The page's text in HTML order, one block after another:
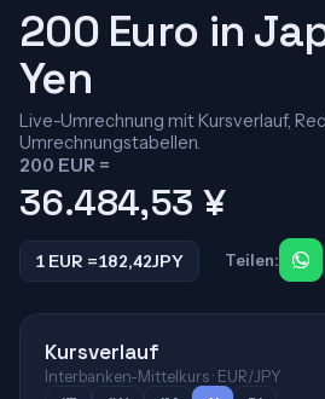
200 Euro in
Yen
Live-Umrechnung mit Kursverlauf,
Umrechnungstabellen.
200 EUR =
36.484,53 ¥
1 EUR =182,42JPY Teilen:
Kursverlauf
Interbanken-Mittelkurs · EUR/JPY